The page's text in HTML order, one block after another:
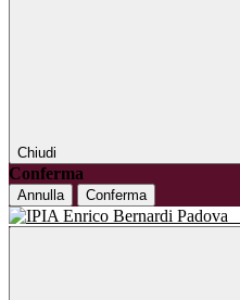
Chiudi
Conferma
Annulla Conferma